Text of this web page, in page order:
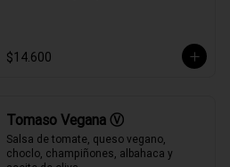
$14.600
Tomaso Vegana Ⓥ
Salsa de tomate, queso vegano,
choclo, champiñones, albahaca y